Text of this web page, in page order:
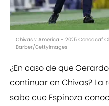
Chivas v America - 2025 Concacaf
Barber/GettyImages
¿En caso de que
continuar en Chivas? La
sabe que Espinoza